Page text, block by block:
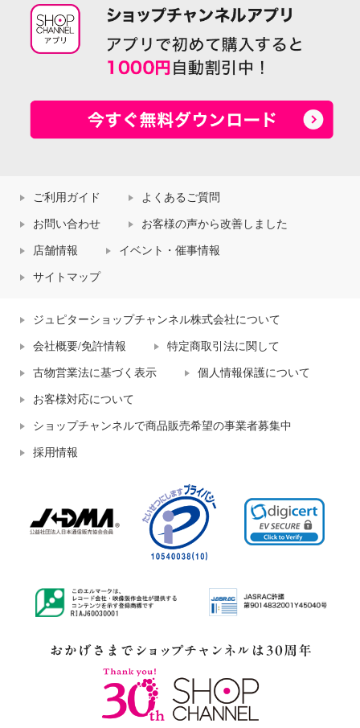
ご利用ガイド よくあるご質問
お問い合わせ お客様の声から改善しました
店舗情報 イベント・催事情報
サイトマップ
ジュピターショップチャンネル株式会社について
会社概要/免許情報 特定商取引法に関して
古物営業法に基づく表示 個人情報保護について
お客様対応について
ショップチャンネルで商品販売希望の事業者募集中
採用情報